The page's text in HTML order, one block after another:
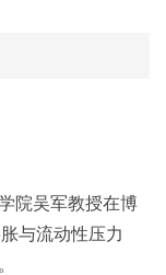
院吴军教授在博
与流动性压力